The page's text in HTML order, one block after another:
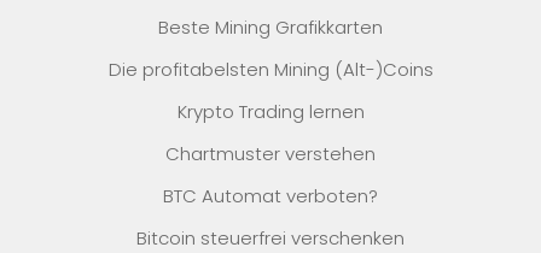
Beste Mining Grafikkarten
Die profitabelsten Mining (Alt-)Coins
Krypto Trading lernen
Chartmuster verstehen
BTC Automat verboten?
Bitcoin steuerfrei verschenken